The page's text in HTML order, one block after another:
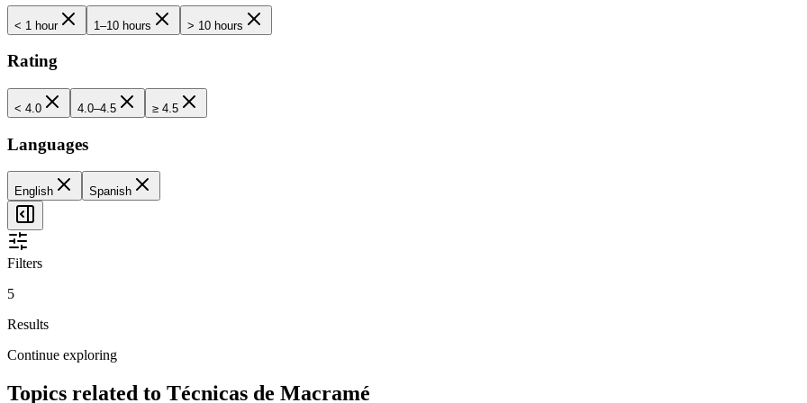
< 1 hour 1–10 hours > 10 hours
Rating
< 4.0 4.0–4.5 ≥ 4.5
Languages
English Spanish
Filters
5
Results
Continue exploring
Topics related to Técnicas de Macramé